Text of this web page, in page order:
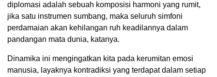
diplomasi adalah sebuah komposisi harmoni yang rumit,
jika satu instrumen sumbang, maka seluruh simfoni
perdamaian akan kehilangan ruh keadilannya dalam
pandangan mata dunia, katanya.
Dinamika ini mengingatkan kita pada kerumitan emosi
manusia, layaknya kontradiksi yang terdapat dalam setiap